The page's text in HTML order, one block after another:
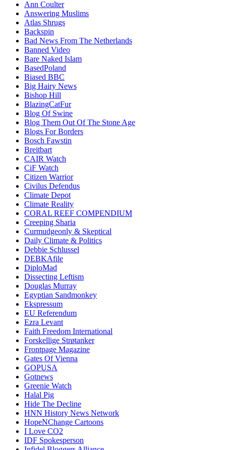
Ann Coulter
Answering Muslims
Atlas Shrugs
Backspin
Bad News From The Netherlands
Banned Video
Bare Naked Islam
BasedPoland
Biased BBC
Big Hairy News
Bishop Hill
BlazingCatFur
Blog Of Swine
Blog Them Out Of The Stone Age
Blogs For Borders
Bosch Fawstin
Breitbart
CAIR Watch
CiF Watch
Citizen Warrior
Civilus Defendus
Climate Depot
Climate Reality
CORAL REEF COMPENDIUM
Creeping Sharia
Curmudgeonly & Skeptical
Daily Climate & Politics
Debbie Schlussel
DEBKAfile
DiploMad
Dissecting Leftism
Douglas Murray
Egyptian Sandmonkey
Ekspressum
EU Referendum
Ezra Levant
Faith Freedom International
Forskellige Strøtanker
Frontpage Magazine
Gates Of Vienna
GOPUSA
Gotnews
Greenie Watch
Halal Pig
Hide The Decline
HNN History News Network
HopeNChange Cartoons
I Love CO2
IDF Spokesperson